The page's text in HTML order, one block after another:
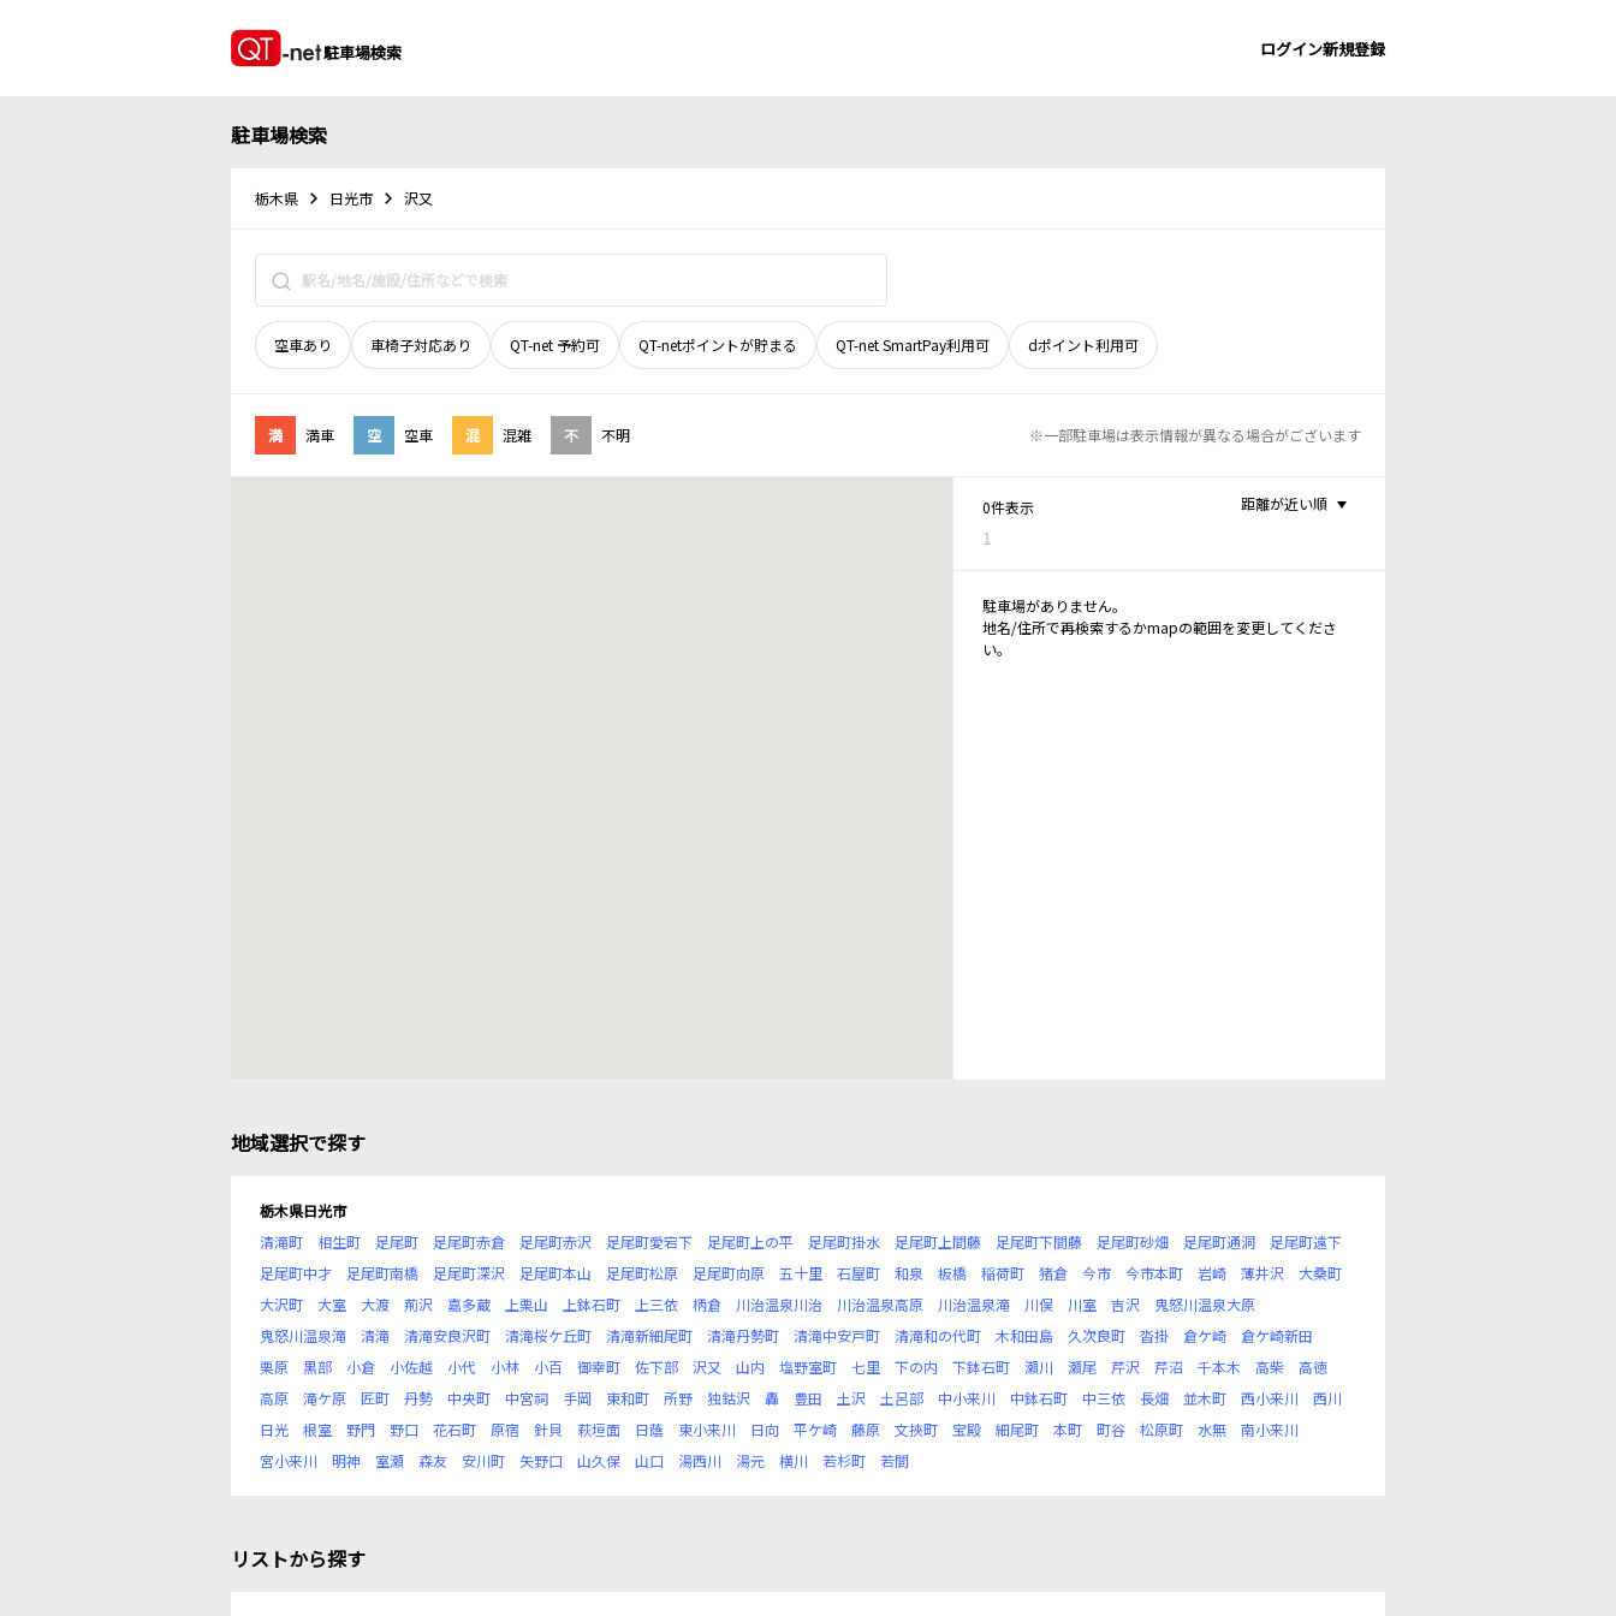
駐車場検索 ログイン新規登録
駐車場検索
栃木県 日光市 沢又
空車あり 車椅子対応あり QT-net 予約可 QT-netポイントが貯まる QT-net SmartPay利用可 dポイント利用可
満 満車 空 空車 混 混雑 不 不明 ※一部駐車場は表示情報が異なる場合がございます
0件表示
1
距離が近い順
駐車場がありません。
地名/住所で再検索するかmapの範囲を変更してくださ
い。
地域選択で探す
栃木県日光市
清滝町
相生町 足尾町 足尾町赤倉 足尾町赤沢 足尾町愛宕下 足尾町上の平 足尾町掛水 足尾町上間藤 足尾町下間藤 足尾町砂畑 足尾町通洞
足尾町遠下
足尾町中才
足尾町南橋 足尾町深沢 足尾町本山 足尾町松原 足尾町向原 五十里 石屋町 和泉 板橋 稲荷町 猪倉 今市 今市本町 岩崎 薄井沢
大桑町
大沢町
大室 大渡 荊沢 嘉多蔵 上栗山 上鉢石町 上三依 柄倉 川治温泉川治 川治温泉高原 川治温泉滝 川俣 川室 吉沢
鬼怒川温泉大原
鬼怒川温泉滝
清滝 清滝安良沢町 清滝桜ケ丘町 清滝新細尾町 清滝丹勢町 清滝中安戸町 清滝和の代町 木和田島 久次良町 沓掛 倉ケ崎
倉ケ崎新田
栗原
黒部 小倉 小佐越 小代 小林 小百 御幸町 佐下部 沢又 山内 塩野室町 七里 下の内 下鉢石町 瀬川 瀬尾 芹沢 芹沼 千本木 高柴
高徳
高原
滝ケ原 匠町 丹勢 中央町 中宮祠 手岡 東和町 所野 独鈷沢 轟 豊田 土沢 土呂部 中小来川 中鉢石町 中三依 長畑 並木町 西小来川
西川
日光
根室 野門 野口 花石町 原宿 針貝 萩垣面 日蔭 東小来川 日向 平ケ崎 藤原 文挾町 宝殿 細尾町 本町 町谷 松原町 水無
南小来川
宮小来川
明神 室瀬 森友 安川町 矢野口 山久保 山口 湯西川 湯元 横川 若杉町 若間
リストから探す